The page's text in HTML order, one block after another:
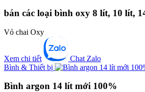
bán các loại bình oxy 8 lít, 10 lít,
Vỏ chai Oxy
Xem chi tiết
Chat Zalo
Bình & Thiết bị
Bình argon 14 lít mới 100%